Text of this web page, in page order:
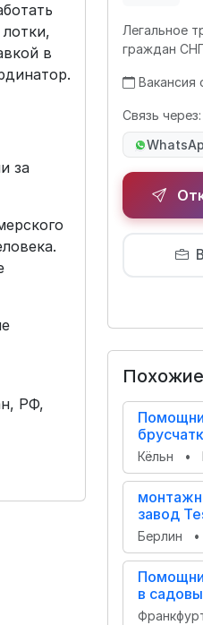
в
за
РФ,
Легальное
граждан СНГ
Вакансия
Связь через:
Кёльн •
завод
Берлин •
в